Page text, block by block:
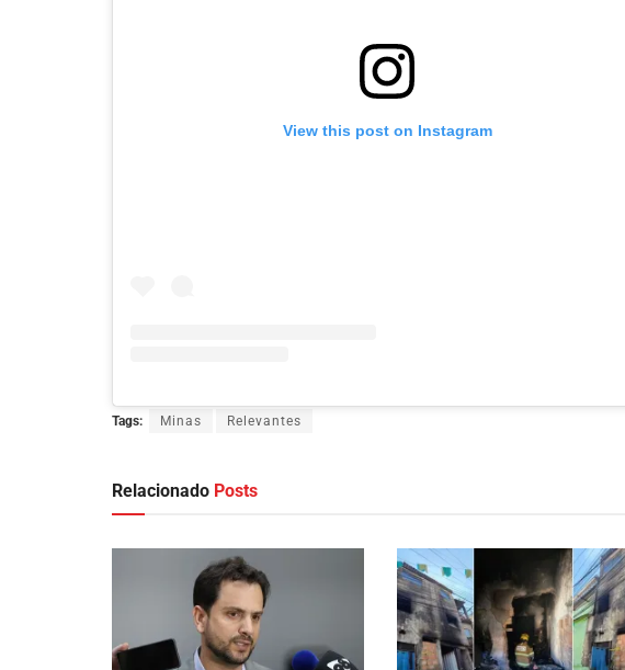
View this post on Instagram
Tags: Minas Relevantes
Relacionado Posts